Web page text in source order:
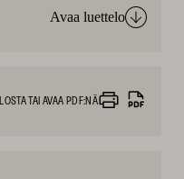
Avaa luettelo
TAI AVAA PDF:NÄ